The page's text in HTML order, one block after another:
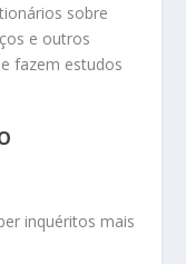
sobre
e outros
fazem estudos
inquéritos mais